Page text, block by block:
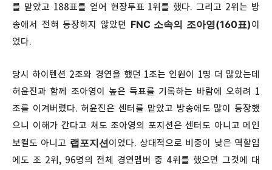
를 맡았고 188표를 얻어 현장투표 1위를 했다. 그리고 2위는 방
송에서 전혀 등장하지 않았던 FNC 소속의 조아영(160표)이
었다.
당시 하이텐션 2조와 경연을 했던 1조는 인원이 1명 더 많았는데
허윤진과 함께 조아영이 높은 득표를 기록하는 바람에 오히려 1
조를 이겨버렸다. 허윤진은 센터를 맡았고 방송에도 많이 등장했
으니 이해가 간다고 쳐도 조아영의 포지션은 센터도 아니고 메인
보컬도 아니고 랩포지션이었다. 상대적으로 비중이 낮은 역할임
에도 조 2위, 96명의 전체 경연멤버 중 4위를 했으면 그것에 대